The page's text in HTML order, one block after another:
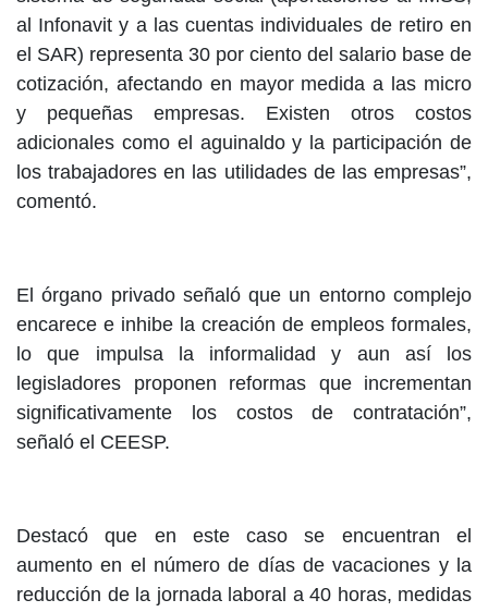
al Infonavit y a las cuentas individuales de retiro en
el SAR) representa 30 por ciento del salario base de
cotización, afectando en mayor medida a las micro
y pequeñas empresas. Existen otros costos
adicionales como el aguinaldo y la participación de
los trabajadores en las utilidades de las empresas”,
comentó.
El órgano privado señaló que un entorno complejo
encarece e inhibe la creación de empleos formales,
lo que impulsa la informalidad y aun así los
legisladores proponen reformas que incrementan
significativamente los costos de contratación”,
señaló el CEESP.
Destacó que en este caso se encuentran el
aumento en el número de días de vacaciones y la
reducción de la jornada laboral a 40 horas, medidas